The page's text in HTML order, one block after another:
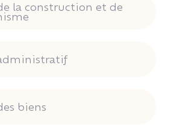
la construction et de
biens